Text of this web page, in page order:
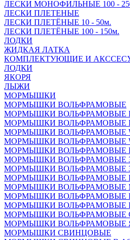
ЛЕСКИ МОНОФИЛЬНЫЕ 100 -
ЛЕСКИ ПЛЕТЕНЫЕ
ЛЕСКИ ПЛЕТЁНЫЕ 10 - 50м.
ЛЕСКИ ПЛЕТЁНЫЕ 100 - 150м.
ЛОДКИ
ЖИДКАЯ ЛАТКА
КОМПЛЕКТУЮЩИЕ И
ЛОДКИ
ЯКОРЯ
ЛЫЖИ
МОРМЫШКИ
МОРМЫШКИ ВОЛЬФРАМОВЫЕ
МОРМЫШКИ ВОЛЬФРАМОВЫЕ
МОРМЫШКИ ВОЛЬФРАМОВЫЕ
МОРМЫШКИ ВОЛЬФРАМОВЫЕ W
МОРМЫШКИ ВОЛЬФРАМОВЫЕ
МОРМЫШКИ ВОЛЬФРАМОВЫЕ
МОРМЫШКИ ВОЛЬФРАМОВЫЕ
МОРМЫШКИ ВОЛЬФРАМОВЫЕ
МОРМЫШКИ ВОЛЬФРАМОВЫЕ
МОРМЫШКИ ВОЛЬФРАМОВЫЕ
МОРМЫШКИ ВОЛЬФРАМОВЫЕ
МОРМЫШКИ ВОЛЬФРАМОВЫЕ
МОРМЫШКИ ВОЛЬФРАМОВЫЕ
МОРМЫШКИ ВОЛЬФРАМОВЫЕ
МОРМЫШКИ СВИНЦОВЫЕ